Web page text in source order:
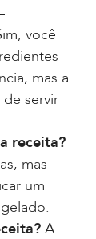
você
mas a
servir
receita?
mas
um
A